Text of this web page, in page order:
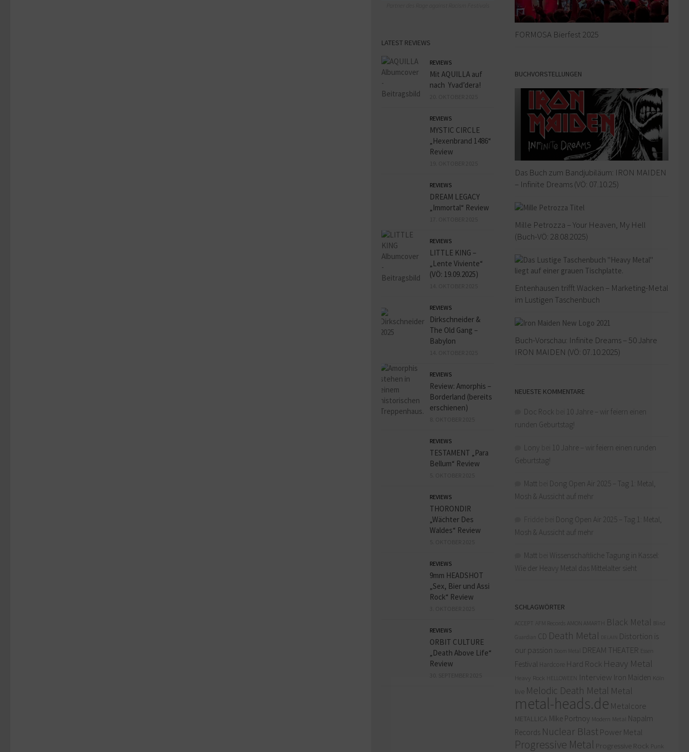
FORMOSA Bierfest 2025
BUCHVORSTELLUNGEN
Das Buch zum Bandjubiläum: IRON MAIDEN
– Infinite Dreams (VÖ: 07.10.25)
Mille Petrozza – Your Heaven, My Hell
(Buch-VÖ: 28.08.2025)
Entenhausen trifft Wacken – Marketing-Metal
im Lustigen Taschenbuch
Buch-Vorschau: Infinite Dreams – 50 Jahre
IRON MAIDEN (VÖ: 07.10.2025)
NEUESTE KOMMENTARE
Doc Rock
10 Jahre – wir feiern einen
runden Geburtstag!
Lony
10 Jahre – wir feiern einen runden
Geburtstag!
Matt
Dong Open Air 2025 – Tag 1: Metal,
Mosh & Aussicht auf mehr
Dong Open Air 2025 – Tag 1: Metal,
Mosh & Aussicht auf mehr
Matt
Wissenschaftliche Tagung in Kassel:
Wie der Heavy Metal das Mittelalter sieht
SCHLAGWÖRTER
ACCEPT AFM Records AMON AMARTH Black Metal
Blind
CD Death Metal
Distortion is
our passion
Doom Metal DREAM THEATER
Festival Hardcore Hard Rock Heavy Metal
Heavy Rock HELLOWEEN Interview Iron Maiden Köln
live Melodic Death Metal Metal
metal-heads.de Metalcore
METALLICA MIke Portnoy Modern Metal Napalm
Records Nuclear Blast Power Metal
Progressive Metal Progressive Rock Punk
LATEST REVIEWS
REVIEWS
Mit AQUILLA auf
nach Yvad’dera!
REVIEWS
MYSTIC CIRCLE
„Hexenbrand 1486“
Review
REVIEWS
DREAM LEGACY
„Immortal“ Review
REVIEWS
LITTLE KING –
„Lente Viviente“
(VÖ: 19.09.2025)
REVIEWS
Dirkschneider &
The Old Gang –
Babylon
REVIEWS
Review: Amorphis –
Borderland (bereits
erschienen)
REVIEWS
TESTAMENT „Para
Bellum“ Review
REVIEWS
THORONDIR
„Wächter Des
Waldes“ Review
REVIEWS
9mm HEADSHOT
„Sex, Bier und Assi
Rock“ Review
REVIEWS
ORBIT CULTURE
„Death Above Life“
Review